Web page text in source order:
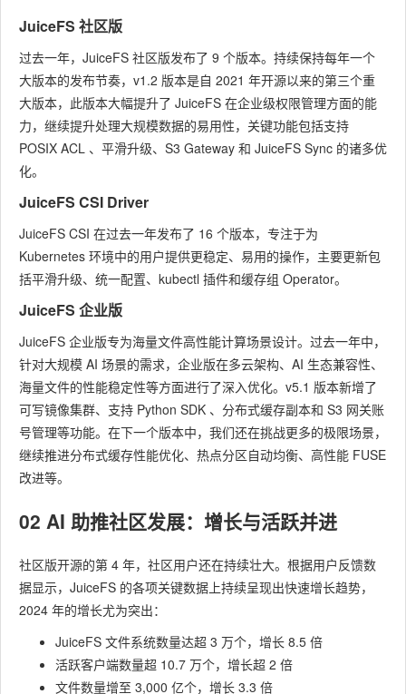
JuiceFS 社区版
过去一年，JuiceFS 社区版发布了 9 个版本。持续保持每年一个
大版本的发布节奏，v1.2 版本是自 2021 年开源以来的第三个重
大版本，此版本大幅提升了 JuiceFS 在企业级权限管理方面的能
力，继续提升处理大规模数据的易用性，关键功能包括支持
POSIX ACL 、平滑升级、S3 Gateway 和 JuiceFS Sync 的诸多优
化。
JuiceFS CSI Driver
JuiceFS CSI 在过去一年发布了 16 个版本，专注于为
Kubernetes 环境中的用户提供更稳定、易用的操作，主要更新包
括平滑升级、统一配置、kubectl 插件和缓存组 Operator。
JuiceFS 企业版
JuiceFS 企业版专为海量文件高性能计算场景设计。过去一年中，
针对大规模 AI 场景的需求，企业版在多云架构、AI 生态兼容性、
海量文件的性能稳定性等方面进行了深入优化。v5.1 版本新增了
可写镜像集群、支持 Python SDK 、分布式缓存副本和 S3 网关账
号管理等功能。在下一个版本中，我们还在挑战更多的极限场景，
继续推进分布式缓存性能优化、热点分区自动均衡、高性能 FUSE
改进等。
02 AI 助推社区发展：增长与活跃并进
社区版开源的第 4 年，社区用户还在持续壮大。根据用户反馈数
据显示，JuiceFS 的各项关键数据上持续呈现出快速增长趋势，
2024 年的增长尤为突出：
JuiceFS 文件系统数量达超 3 万个，增长 8.5 倍
活跃客户端数量超 10.7 万个，增长超 2 倍
文件数量增至 3,000 亿个，增长 3.3 倍